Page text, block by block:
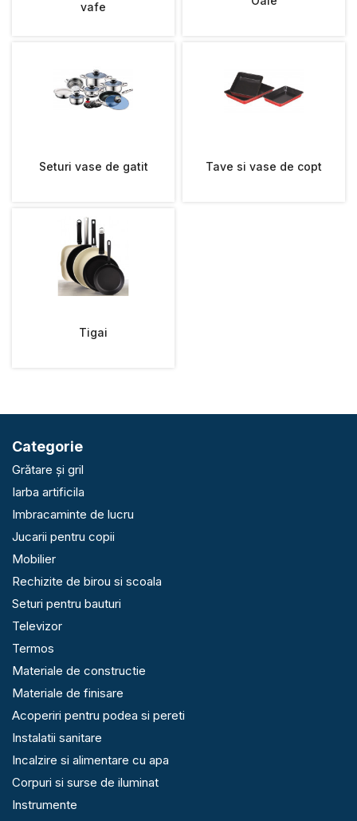
vafe
Seturi vase de gatit Tave si vase de copt
Tigai
Categorie
Grătare și gril
Iarba artificila
Imbracaminte de lucru
Jucarii pentru copii
Mobilier
Rechizite de birou si scoala
Seturi pentru bauturi
Televizor
Termos
Materiale de constructie
Materiale de finisare
Acoperiri pentru podea si pereti
Instalatii sanitare
Incalzire si alimentare cu apa
Corpuri si surse de iluminat
Instrumente